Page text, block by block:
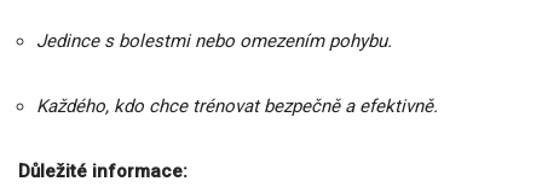
Jedince s bolestmi nebo omezením pohybu.
Každého, kdo chce trénovat bezpečně a efektivně.
Důležité informace: